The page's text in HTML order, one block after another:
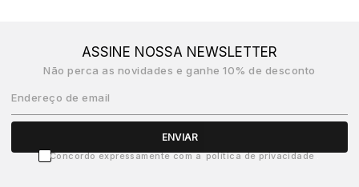
ASSINE NOSSA NEWSLETTER
Não perca as novidades e ganhe 10% de desconto
Endereço de email
ENVIAR
Concordo expressamente com a política de privacidade